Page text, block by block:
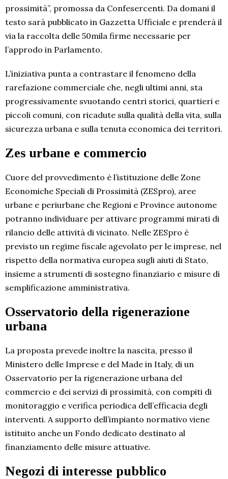
prossimità”, promossa da Confesercenti. Da domani il
testo sarà pubblicato in Gazzetta Ufficiale e prenderà il
via la raccolta delle 50mila firme necessarie per
l’approdo in Parlamento.
L’iniziativa punta a contrastare il fenomeno della
rarefazione commerciale che, negli ultimi anni, sta
progressivamente svuotando centri storici, quartieri e
piccoli comuni, con ricadute sulla qualità della vita, sulla
sicurezza urbana e sulla tenuta economica dei territori.
Zes urbane e commercio
Cuore del provvedimento è l’istituzione delle Zone
Economiche Speciali di Prossimità (ZESpro), aree
urbane e periurbane che Regioni e Province autonome
potranno individuare per attivare programmi mirati di
rilancio delle attività di vicinato. Nelle ZESpro è
previsto un regime fiscale agevolato per le imprese, nel
rispetto della normativa europea sugli aiuti di Stato,
insieme a strumenti di sostegno finanziario e misure di
semplificazione amministrativa.
Osservatorio della rigenerazione
urbana
La proposta prevede inoltre la nascita, presso il
Ministero delle Imprese e del Made in Italy, di un
Osservatorio per la rigenerazione urbana del
commercio e dei servizi di prossimità, con compiti di
monitoraggio e verifica periodica dell’efficacia degli
interventi. A supporto dell’impianto normativo viene
istituito anche un Fondo dedicato destinato al
finanziamento delle misure attuative.
Negozi di interesse pubblico